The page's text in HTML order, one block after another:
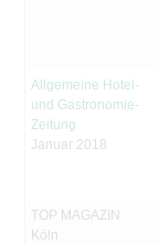
Allgemeine Hotel-
und Gastronomie-
Zeitung
Januar 2018
TOP MAGAZIN
Köln